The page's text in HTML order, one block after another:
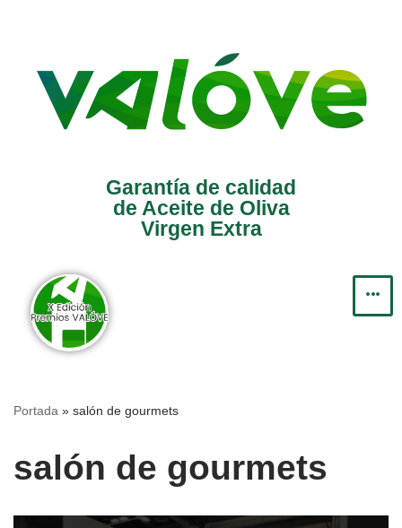
contenido
Garantía de calidad
de Aceite de Oliva
Virgen Extra
Portada » salón de gourmets
salón de gourmets